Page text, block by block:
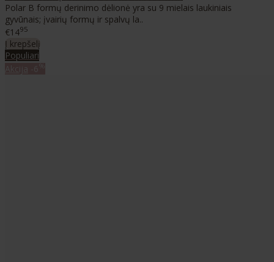
Polar B formų derinimo dėlionė yra su 9 mielais laukiniais
gyvūnais; įvairių formų ir spalvų la..
€1495
Į krepšelį
Populiari